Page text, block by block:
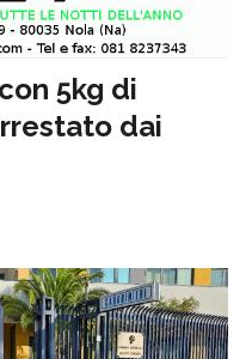
5kg di
dai